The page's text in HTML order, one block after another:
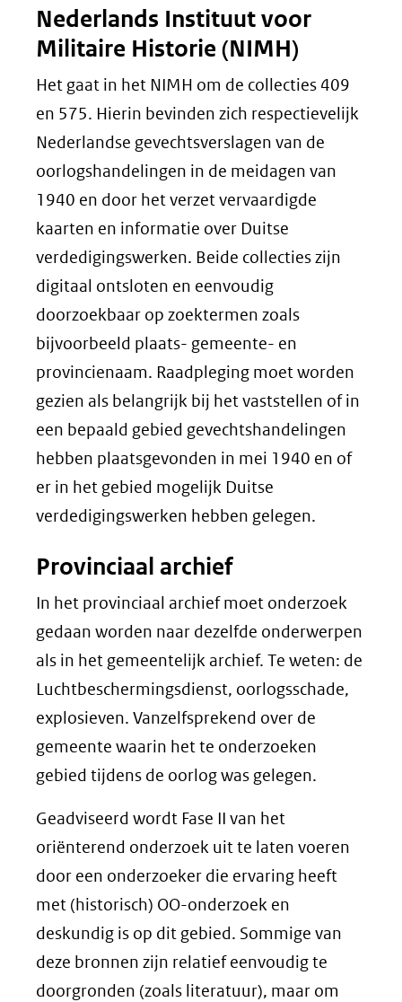
Nederlands Instituut voor
Militaire Historie (NIMH)
Het gaat in het NIMH om de collecties 409
en 575. Hierin bevinden zich respectievelijk
Nederlandse gevechtsverslagen van de
oorlogshandelingen in de meidagen van
1940 en door het verzet vervaardigde
kaarten en informatie over Duitse
verdedigingswerken. Beide collecties zijn
digitaal ontsloten en eenvoudig
doorzoekbaar op zoektermen zoals
bijvoorbeeld plaats- gemeente- en
provincienaam. Raadpleging moet worden
gezien als belangrijk bij het vaststellen of in
een bepaald gebied gevechtshandelingen
hebben plaatsgevonden in mei 1940 en of
er in het gebied mogelijk Duitse
verdedigingswerken hebben gelegen.
Provinciaal archief
In het provinciaal archief moet onderzoek
gedaan worden naar dezelfde onderwerpen
als in het gemeentelijk archief. Te weten: de
Luchtbeschermingsdienst, oorlogsschade,
explosieven. Vanzelfsprekend over de
gemeente waarin het te onderzoeken
gebied tijdens de oorlog was gelegen.
Geadviseerd wordt Fase II van het
oriënterend onderzoek uit te laten voeren
door een onderzoeker die ervaring heeft
met (historisch) OO-onderzoek en
deskundig is op dit gebied. Sommige van
deze bronnen zijn relatief eenvoudig te
doorgronden (zoals literatuur), maar om